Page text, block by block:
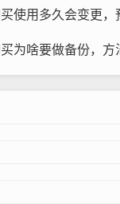
线购买tg账号, 电报
使用多久会变更